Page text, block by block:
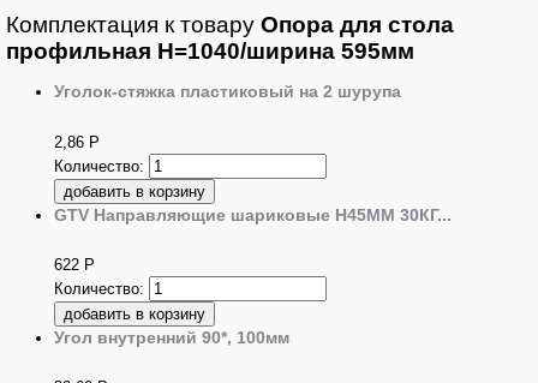
Комплектация к товару Опора для стола
профильная Н=1040/ширина 595мм
Уголок-стяжка пластиковый на 2 шурупа
2,86 Р
Количество:
GTV Направляющие шариковые H45MM 30КГ...
622 Р
Количество:
Угол внутренний 90*, 100мм